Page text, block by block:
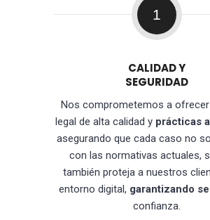
1
CALIDAD Y
SEGURIDAD
Nos comprometemos a
legal de alta calidad y prácticas
asegurando que cada caso no
con las normativas actuales,
también proteja a nuestros
entorno digital, garantizando
confianza.